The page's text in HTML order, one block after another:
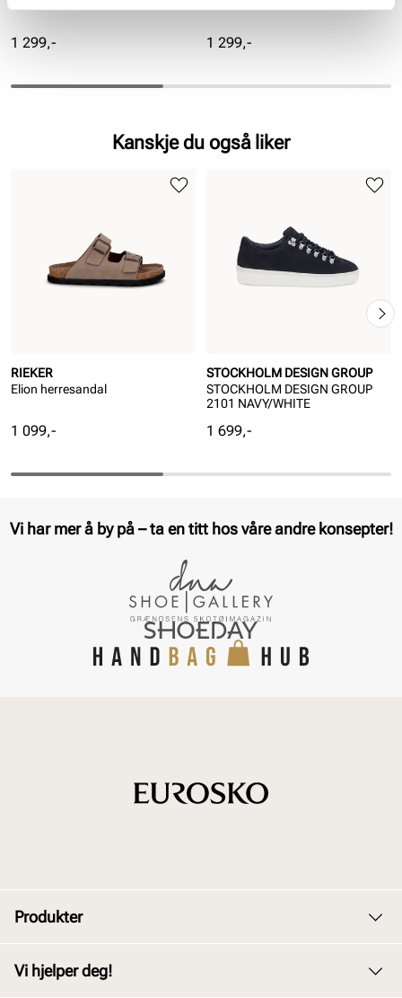
Pris
1 299,- Pris
1 299,-
Kanskje du også liker
RIEKER
Elion herresandal
Pris
1 099,-
STOCKHOLM DESIGN GROUP
STOCKHOLM DESIGN GROUP
2101 NAVY/WHITE
Pris
1 699,-
Vi har mer å by på – ta en titt hos våre andre konsepter!
Produkter
Vi hjelper deg!